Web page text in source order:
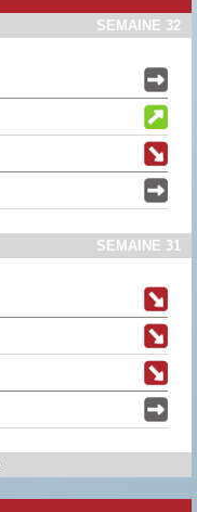
SEMAINE 32
SEMAINE 31